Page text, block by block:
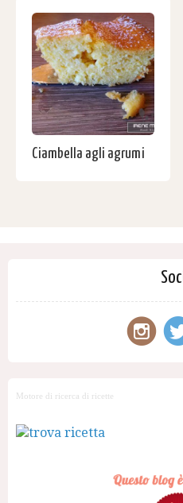
Ciambella agli agrumi
Motore di ricerca di ricette